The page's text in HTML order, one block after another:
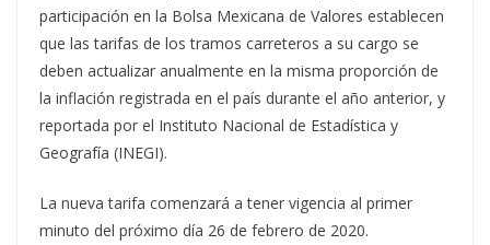
participación en la Bolsa Mexicana de Valores establecen
que las tarifas de los tramos carreteros a su cargo se
deben actualizar anualmente en la misma proporción de
la inflación registrada en el país durante el año anterior, y
reportada por el Instituto Nacional de Estadística y
Geografía (INEGI).
La nueva tarifa comenzará a tener vigencia al primer
minuto del próximo día 26 de febrero de 2020.